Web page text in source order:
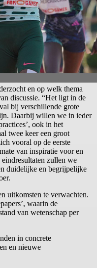
en op welk thema
discussie. “Het ligt in de
bij verschillende grote
Daarbij willen we in ieder
ook in het
twee keer een groot
vooral op de eerste
van inspiratie voor en
zullen we
duidelijke en begrijpelijke
uitkomsten te verwachten.
waarin de
van wetenschap per
in concrete
en nieuwe